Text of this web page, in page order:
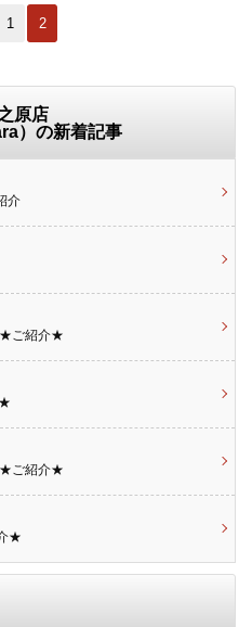
1 2
原店
）の新着記事
介
ご紹介★
★
ご紹介★
★